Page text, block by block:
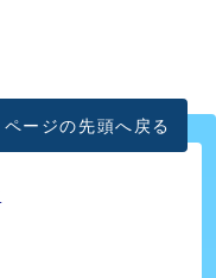
ページの先頭へ戻る